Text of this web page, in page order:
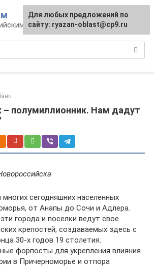
городам
– полумиллионник. Нам дадут
сегодняшних населенных
от Анапы до Сочи и Адлера.
города и поселки ведут свое
крепостей, создаваемых здесь с
30-х годов 19 столетия.
форпосты для укрепления влияния
в Причерноморье и отпора
Для любых предложений по
сайту: ryazan-oblast@cp9.ru